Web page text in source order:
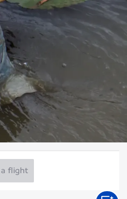
a flight